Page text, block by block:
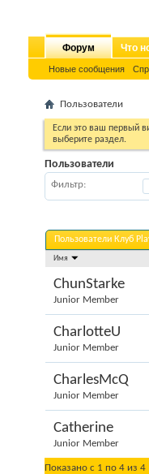
Форум
Новые сообщения
Что
Пользователи
Если это ваш первый
выберите раздел.
Пользователи
Фильтр
Пользователи Клуб
Имя
ChunStarke
Junior Member
CharlotteU
Junior Member
CharlesMcQ
Junior Member
Catherine
Junior Member
Показано с 1 по 4 из 4